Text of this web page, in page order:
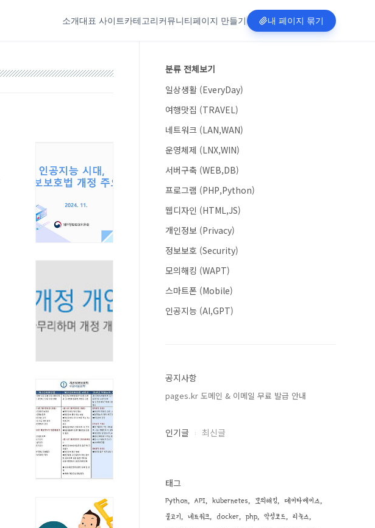
소개대표 사이트카테고리커뮤니티페이지 만들기 내 페이지 묶기
분류 전체보기
일상생활 (EveryDay)
여행맛집 (TRAVEL)
네트워크 (LAN,WAN)
운영체제 (LNX,WIN)
서버구축 (WEB,DB)
프로그램 (PHP,Python)
웹디자인 (HTML,JS)
개인정보 (Privacy)
정보보호 (Security)
모의해킹 (WAPT)
스마트폰 (Mobile)
인공지능 (AI,GPT)
공지사항
pages.kr 도메인 & 이메일 무료 발급 안내
인기글 최신글
태그
Python API kubernetes 모의해킹
데이타베이스
물고기
네트워크 docker php 악성코드
리눅스